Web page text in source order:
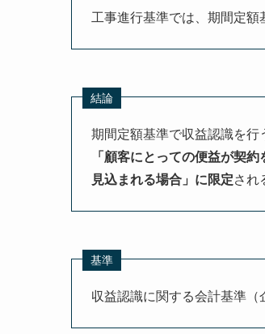
工事進行基準では、期間定額
結論
期間定額基準で収益認識を行
「顧客にとっての便益が契
見込まれる場合」に限定され
基準
収益認識に関する会計基準